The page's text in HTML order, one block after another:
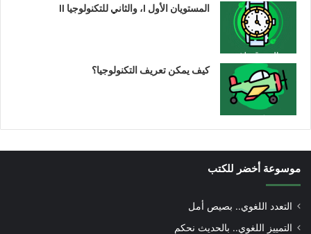
المستويان الأول I، والثاني للتكنولوجيا II
كيف يمكن تعريف التكنولوجيا؟
موسوعة أخضر للكتب
التعدد اللغوي.. بصيص أمل
التمييز اللغوي.. بالحديث نحكم